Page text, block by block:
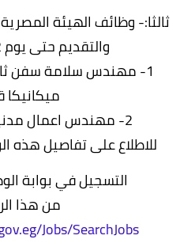
ثالثا:- وظائف الهيئة
والتقديم حتى يوم 2023/03/02
1- مهندس سلامة سفن
2- مهندس اعمال مدنية ثالث ج (تعيين)
للاطلاع على تفاصيل هذه
التسجيل في بوابة
من هذا
Jobs/SearchJobs